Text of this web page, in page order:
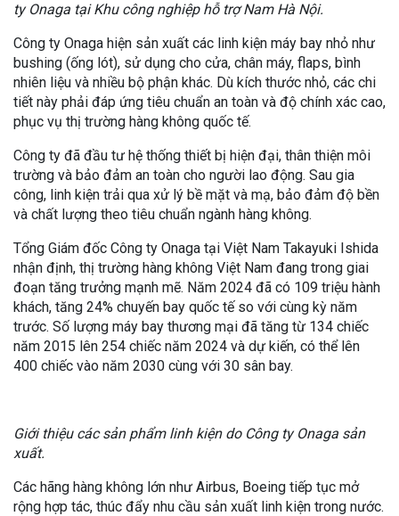
ty Onaga tại Khu công nghiệp hỗ trợ Nam Hà Nội.
Công ty Onaga hiện sản xuất các linh kiện máy bay nhỏ như
bushing (ống lót), sử dụng cho cửa, chân máy, flaps, bình
nhiên liệu và nhiều bộ phận khác. Dù kích thước nhỏ, các chi
tiết này phải đáp ứng tiêu chuẩn an toàn và độ chính xác cao,
phục vụ thị trường hàng không quốc tế.
Công ty đã đầu tư hệ thống thiết bị hiện đại, thân thiện môi
trường và bảo đảm an toàn cho người lao động. Sau gia
công, linh kiện trải qua xử lý bề mặt và mạ, bảo đảm độ bền
và chất lượng theo tiêu chuẩn ngành hàng không.
Tổng Giám đốc Công ty Onaga tại Việt Nam Takayuki Ishida
nhận định, thị trường hàng không Việt Nam đang trong giai
đoạn tăng trưởng mạnh mẽ. Năm 2024 đã có 109 triệu hành
khách, tăng 24% chuyến bay quốc tế so với cùng kỳ năm
trước. Số lượng máy bay thương mại đã tăng từ 134 chiếc
năm 2015 lên 254 chiếc năm 2024 và dự kiến, có thể lên
400 chiếc vào năm 2030 cùng với 30 sân bay.
Giới thiệu các sản phẩm linh kiện do Công ty Onaga sản
xuất.
Các hãng hàng không lớn như Airbus, Boeing tiếp tục mở
rộng hợp tác, thúc đẩy nhu cầu sản xuất linh kiện trong nước.